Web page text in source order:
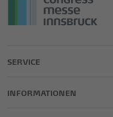
SERVICE
INFORMATIONEN